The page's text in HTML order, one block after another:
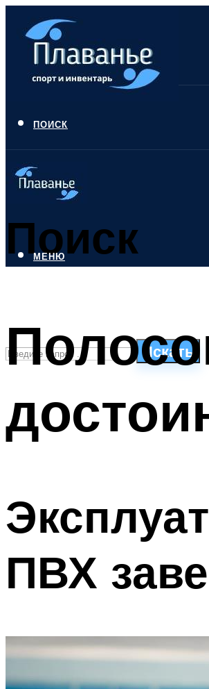
ПОИСК
Поиск
Искать
ПЛАВАНЬЕ ДЛЯ ДЕТЕЙ
ПЛАВАНЬЕ ДЛЯ ПОХУДЕНИЯ
МЕНЮ
МЕНЮ
ПВХ